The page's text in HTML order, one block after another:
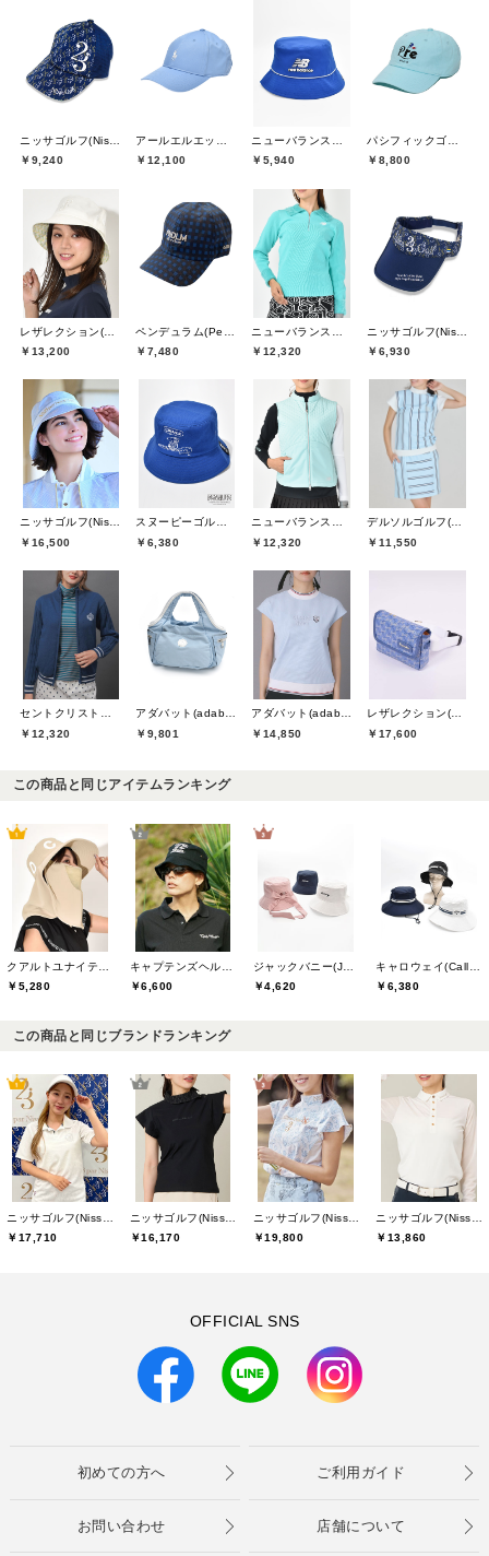
￥9,240
￥12,100
￥5,940
￥8,800
￥13,200
￥7,480
￥12,320
￥6,930
ニッサゴルフ(Nissa Golf)
￥16,500
スヌーピーゴルフ(SNOOPY GOLF)
￥6,380
ニューバランスゴルフ(New Balance Golf)
￥12,320
デルソルゴルフ(DELSOL GOLF)
￥11,550
セントクリストファーゴルフ(St.ChristopherGolf)
￥12,320
アダバット(adabat)
￥9,801
アダバット(adabat)
￥14,850
レザレクション(Resurrection)
￥17,600
この商品と同じアイテムランキング
クアルトユナイテッド(CUARTO UNITED)
￥5,280
キャプテンズヘルムゴルフ(Captains Helm Golf)
￥6,600
ジャックバニー(Jack Bunny)
￥4,620
キャロウェイ(Callaway)
￥6,380
この商品と同じブランドランキング
￥17,710
￥16,170
￥19,800
￥13,860
OFFICIAL SNS
初めての方へ ご利用ガイド
お問い合わせ 店舗について